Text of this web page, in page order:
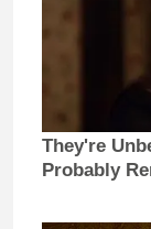
They're
Probably